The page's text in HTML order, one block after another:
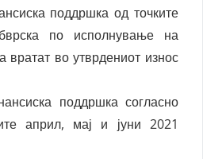
поддршка од точките
по исполнување на
вратат во утврдениот износ
поддршка согласно
април, мај и јуни 2021